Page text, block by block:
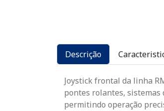
Descrição
Joystick frontal da linha
pontes rolantes, sistemas
permitindo operação